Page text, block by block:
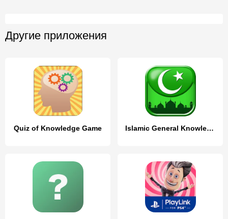
Другие приложения
Quiz of Knowledge Game Islamic General Knowledge Quiz